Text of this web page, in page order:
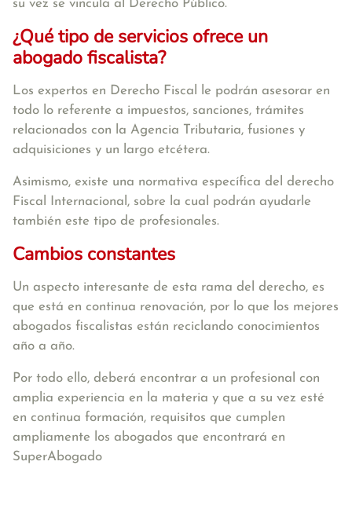
su vez se vincula al Derecho Público.
¿Qué tipo de servicios ofrece un
abogado fiscalista?
Los expertos en Derecho Fiscal le podrán asesorar en
todo lo referente a impuestos, sanciones, trámites
relacionados con la Agencia Tributaria, fusiones y
adquisiciones y un largo etcétera.
Asimismo, existe una normativa específica del derecho
Fiscal Internacional, sobre la cual podrán ayudarle
también este tipo de profesionales.
Cambios constantes
Un aspecto interesante de esta rama del derecho, es
que está en continua renovación, por lo que los mejores
abogados fiscalistas están reciclando conocimientos
año a año.
Por todo ello, deberá encontrar a un profesional con
amplia experiencia en la materia y que a su vez esté
en continua formación, requisitos que cumplen
ampliamente los abogados que encontrará en
SuperAbogado